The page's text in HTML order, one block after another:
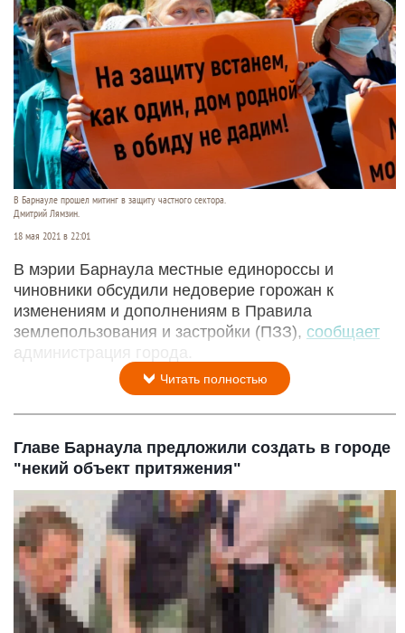
В Барнауле прошел митинг в защиту частного сектора.
Дмитрий Лямзин.
18 мая 2021 в 22:01
В мэрии Барнаула местные единороссы и
чиновники обсудили недоверие горожан к
изменениям и дополнениям в Правила
землепользования и застройки (ПЗЗ), сообщает
администрация города.
Читать полностью
Главе Барнаула предложили создать в городе
"некий объект притяжения"